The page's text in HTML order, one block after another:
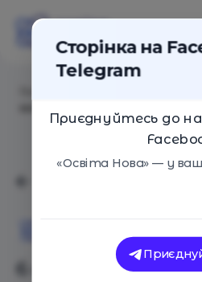
6 способов
Сторінка на
Telegram
Приєднуйтесь до
«Освіта Нова» — у